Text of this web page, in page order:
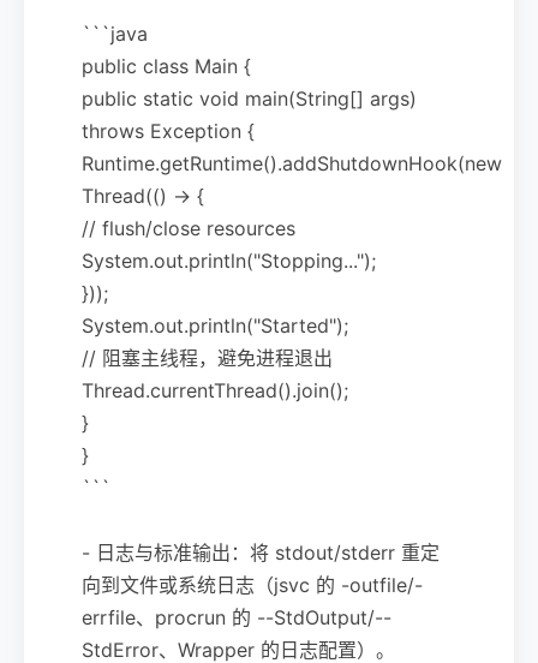
```java
public class Main {
public static void main(String[] args)
throws Exception {
Runtime.getRuntime().addShutdownHook(new
Thread(() -> {
// flush/close resources
System.out.println("Stopping...");
}));
System.out.println("Started");
// 阻塞主线程，避免进程退出
Thread.currentThread().join();
}
}
```
- 日志与标准输出：将 stdout/stderr 重定
向到文件或系统日志（jsvc 的 -outfile/-
errfile、procrun 的 --StdOutput/--
StdError、Wrapper 的日志配置）。